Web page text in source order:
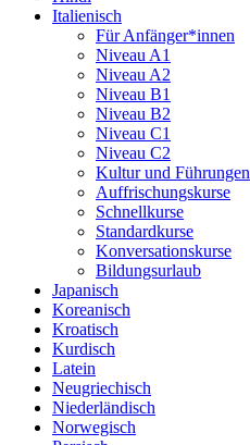
Italienisch
Für Anfänger*innen
Niveau A1
Niveau A2
Niveau B1
Niveau B2
Niveau C1
Niveau C2
Kultur und Führungen
Auffrischungskurse
Schnellkurse
Standardkurse
Konversationskurse
Bildungsurlaub
Japanisch
Koreanisch
Kroatisch
Kurdisch
Latein
Neugriechisch
Niederländisch
Norwegisch